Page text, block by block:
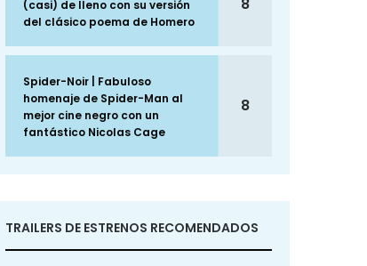
(casi) de lleno con su versión
del clásico poema de Homero
Spider-Noir | Fabuloso
homenaje de Spider-Man al
mejor cine negro con un
fantástico Nicolas Cage
8
TRAILERS DE ESTRENOS RECOMENDADOS